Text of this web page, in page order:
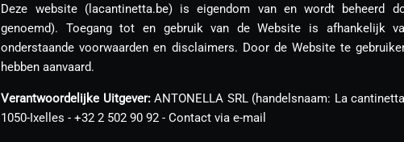
Deze website (lacantinetta.be) is eigendom van en wordt beheerd
genoemd). Toegang tot en gebruik van de Website is afhankelijk
onderstaande voorwaarden en disclaimers. Door de Website te
hebben aanvaard.
Verantwoordelijke Uitgever:ANTONELLA SRL (handelsnaam: La
1050-Ixelles - +32 2 502 90 92 -Contact via e-mail